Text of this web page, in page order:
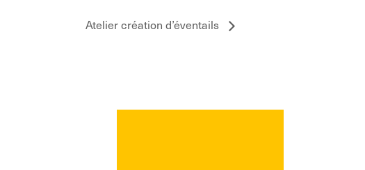
Atelier création d’éventails